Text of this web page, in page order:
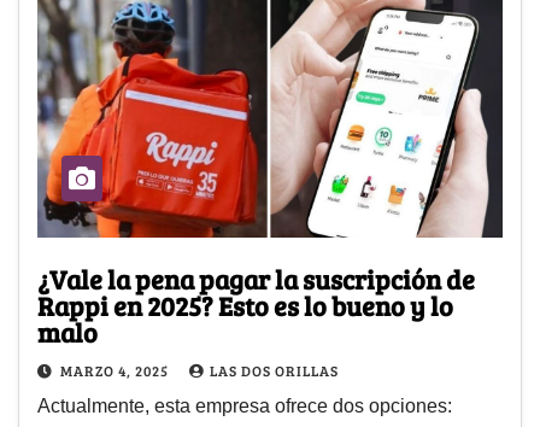
¿Vale la pena pagar la suscripción de
Rappi en 2025? Esto es lo bueno y lo
malo
MARZO 4, 2025 LAS DOS ORILLAS
Actualmente, esta empresa ofrece dos opciones: